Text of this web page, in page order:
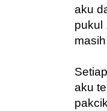
aku
pukul
aku